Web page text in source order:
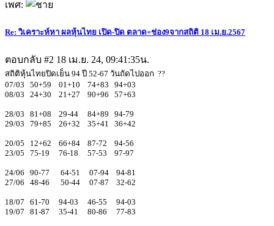
เพศ:
Re: วิเคราะห์หา ผลหุ้นไทย เปิด-ปิด ตลาด+ช่อง9จากสถิติ 18 เม.ย.2567
ตอบกลับ #2 18 เม.ย. 24, 09:41:35น.
สถิติหุ้นไทยปิดเย็น 94 ปี 52-67 วันถัดไปออก ??
07/03 50+59 01+10 74+83 94+03
08/03 24+30 21+27 90+96 57+63
28/03 81+08 29-44 84+89 94-79
29/03 79+85 26+32 35+41 36+42
20/05 12+62 66+84 87-72 94-56
23/05 75-19 76-18 57-53 97-97
24/06 90-77 64-51 07-94 94-81
27/06 48-46 50-44 07-87 32-62
18/07 61-70 94-03 46-55 94-03
19/07 81-87 35-41 80-86 77-83